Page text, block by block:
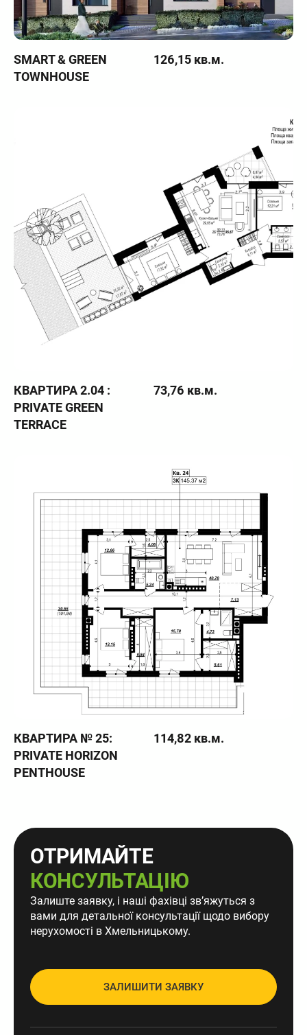
SMART & GREEN
TOWNHOUSE
126,15 кв.м.
КВАРТИРА 2.04 :
PRIVATE GREEN
TERRACE
73,76 кв.м.
КВАРТИРА № 25:
PRIVATE HORIZON
PENTHOUSE
114,82 кв.м.
ОТРИМАЙТЕ
КОНСУЛЬТАЦІЮ
Залиште заявку, і наші фахівці звʼяжуться з
вами для детальної консультації щодо вибору
нерухомості в Хмельницькому.
ЗАЛИШИТИ ЗАЯВКУ